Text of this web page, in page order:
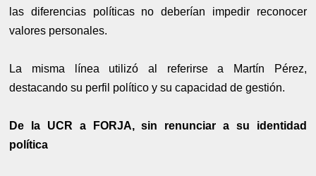
las diferencias políticas no deberían impedir reconocer
valores personales.
La misma línea utilizó al referirse a Martín Pérez,
destacando su perfil político y su capacidad de gestión.
De la UCR a FORJA, sin renunciar a su identidad
política